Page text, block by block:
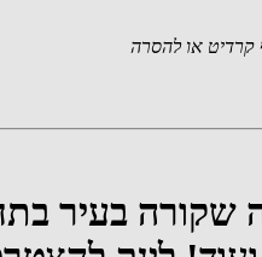
או להסרה
שקורה בעיר